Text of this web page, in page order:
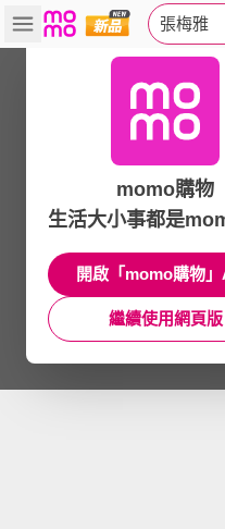
張梅雅
momo購物
生活大小事都是
開啟「momo購物
繼續使用網頁版